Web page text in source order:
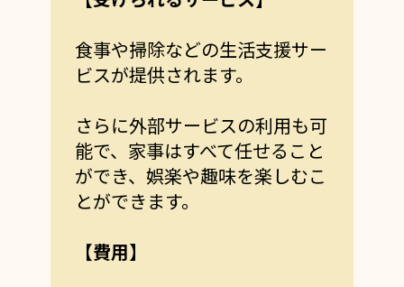
食事や掃除などの生活支援サー
ビスが提供されます。
さらに外部サービスの利用も可
能で、家事はすべて任せること
ができ、 娯楽や趣味を楽しむこ
とができます。
【費用】